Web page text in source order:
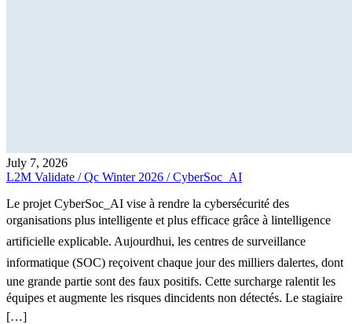
July 7, 2026
L2M Validate / Qc Winter 2026 / CyberSoc_AI
Le projet CyberSoc_AI vise à rendre la cybersécurité des
organisations plus intelligente et plus efficace grâce à lintelligence
artificielle explicable. Aujourdhui, les centres de surveillance
informatique (SOC) reçoivent chaque jour des milliers dalertes, dont
une grande partie sont des faux positifs. Cette surcharge ralentit les
équipes et augmente les risques dincidents non détectés. Le stagiaire
[…]